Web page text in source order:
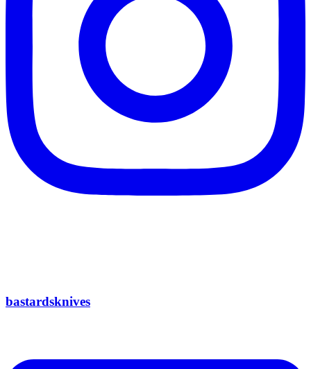
bastardsknives